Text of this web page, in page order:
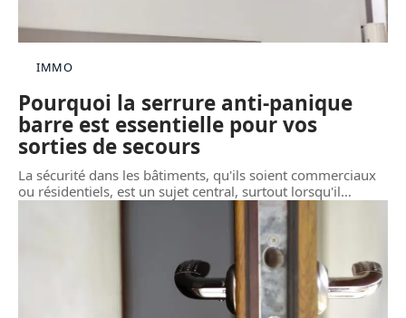
IMMO
Pourquoi la serrure anti-panique
barre est essentielle pour vos
sorties de secours
La sécurité dans les bâtiments, qu'ils soient commerciaux
ou résidentiels, est un sujet central, surtout lorsqu'il…